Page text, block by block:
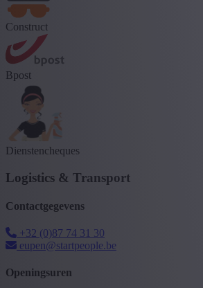
Construct
Bpost
Dienstencheques
Logistics & Transport
Contactgegevens
+32 (0)87 74 31 30
eupen@startpeople.be
Openingsuren